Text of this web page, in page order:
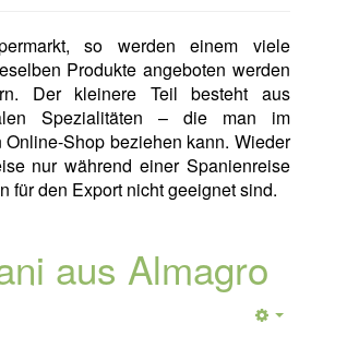
so werden einem viele
Produkte angeboten werden
Der kleinere Teil besteht aus
Spezialitäten – die man im
Shop beziehen kann. Wieder
nur während einer Spanienreise
für den Export nicht geeignet sind.
aus Almagro